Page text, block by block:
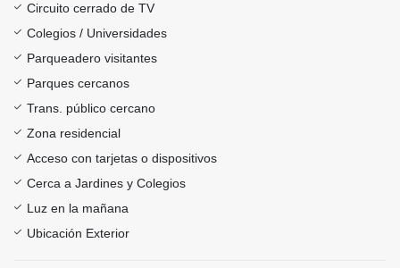
Circuito cerrado de TV
Colegios / Universidades
Parqueadero visitantes
Parques cercanos
Trans. público cercano
Zona residencial
Acceso con tarjetas o dispositivos
Cerca a Jardines y Colegios
Luz en la mañana
Ubicación Exterior